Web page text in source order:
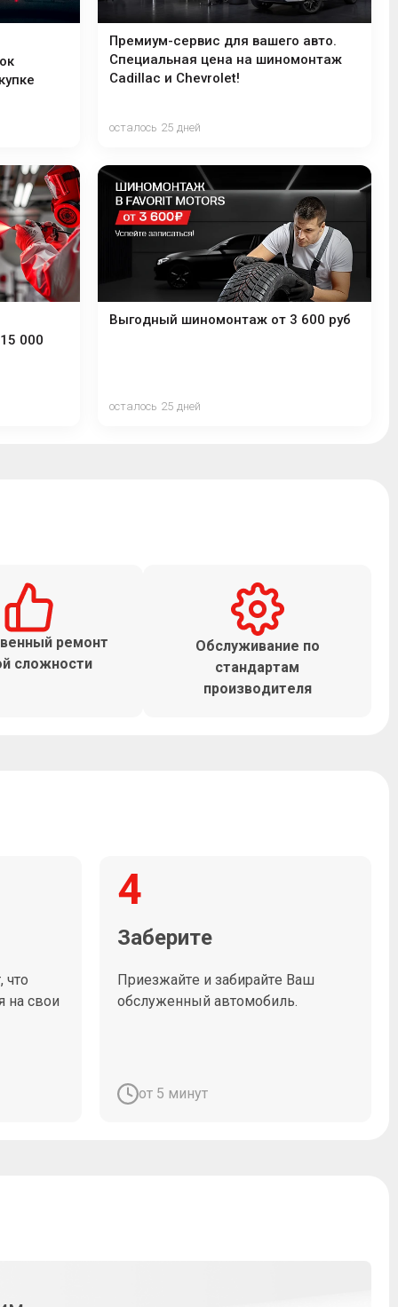
Премиум-сервис для вашего авто.
Специальная цена на шиномонтаж
Cadillac и Chevrolet!
осталось 25 дней
000
Выгодный шиномонтаж от 3 600 руб
осталось 25 дней
ремонт
сложности
Обслуживание по
стандартам
производителя
что
на свои
4
Заберите
Приезжайте и забирайте Ваш
обслуженный автомобиль.
от 5 минут